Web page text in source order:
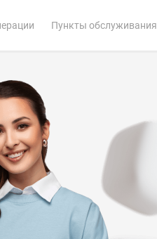
Пункты обслуживания